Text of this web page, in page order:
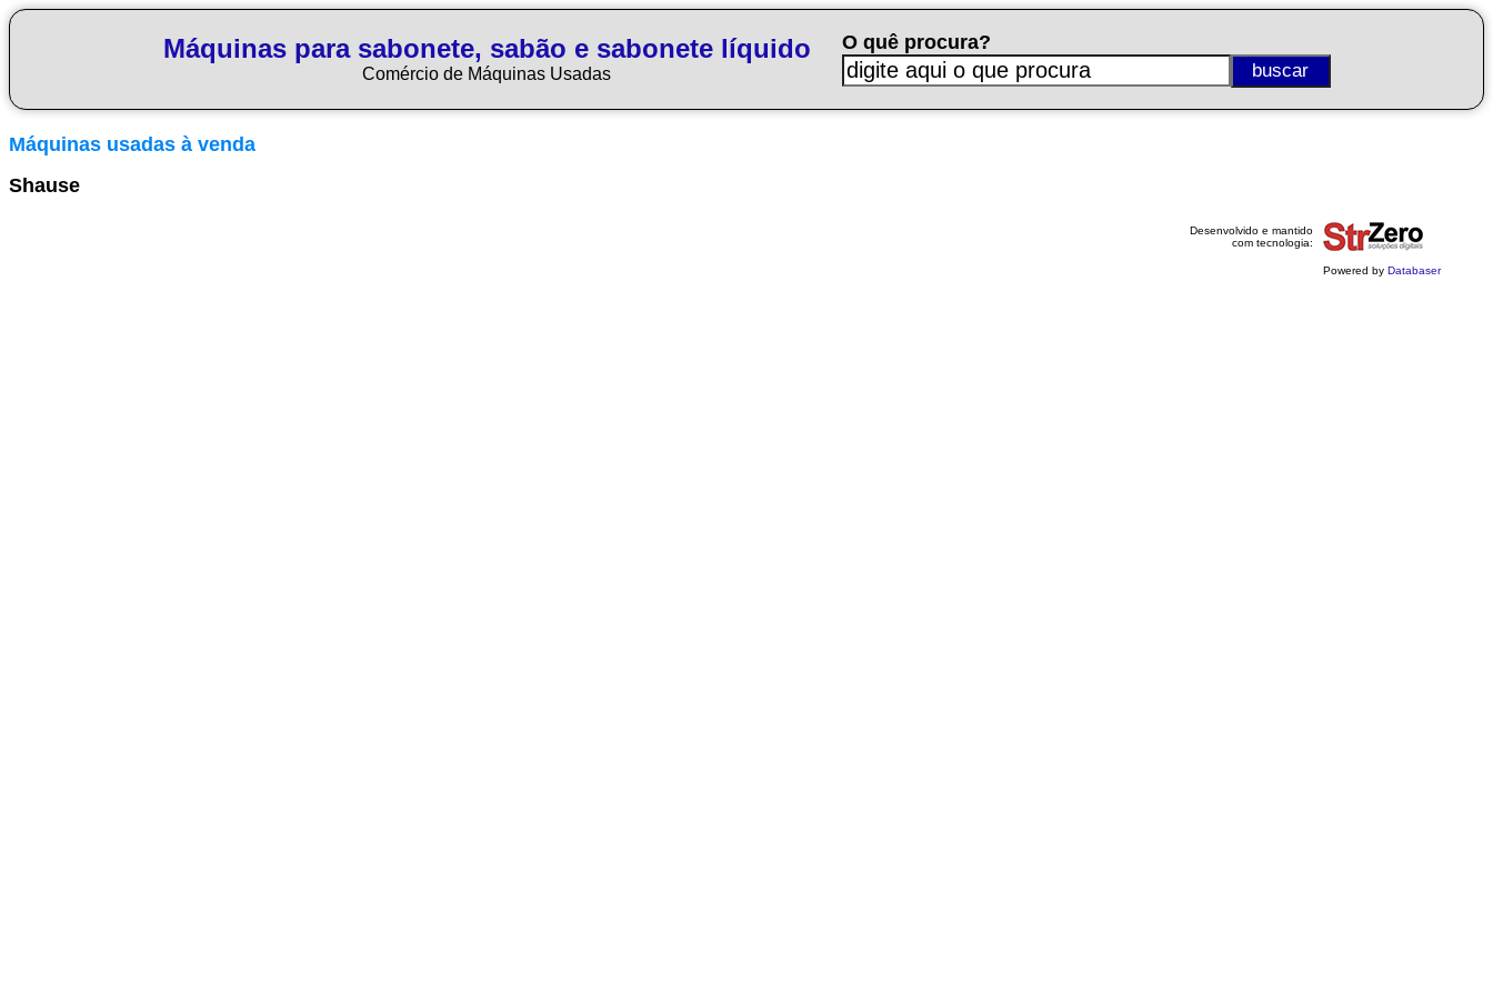
Máquinas para sabonete, sabão e sabonete líquido
Comércio de Máquinas Usadas
O quê procura?
Máquinas usadas à venda
Shause
Desenvolvido e mantido
com tecnologia:
Powered by Databaser